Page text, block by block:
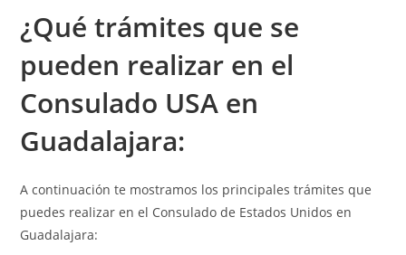
¿Qué trámites que se
pueden realizar en el
Consulado USA en
Guadalajara:
A continuación te mostramos los principales trámites que
puedes realizar en el Consulado de Estados Unidos en
Guadalajara: